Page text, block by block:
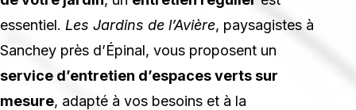
essentiel. Les Jardins de l’Avière, paysagistes à
Sanchey près d’Épinal, vous proposent un
service d’entretien d’espaces verts sur
mesure, adapté à vos besoins et à la